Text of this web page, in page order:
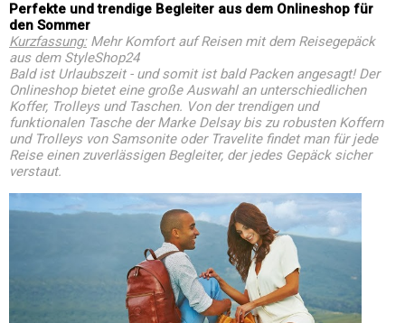
Perfekte und trendige Begleiter aus dem Onlineshop für
den Sommer
Kurzfassung:Mehr Komfort auf Reisen mit dem Reisegepäck
aus dem StyleShop24
Bald ist Urlaubszeit - und somit ist bald Packen angesagt! Der
Onlineshop bietet eine große Auswahl an unterschiedlichen
Koffer, Trolleys und Taschen. Von der trendigen und
funktionalen Tasche der Marke Delsay bis zu robusten Koffern
und Trolleys von Samsonite oder Travelite findet man für jede
Reise einen zuverlässigen Begleiter, der jedes Gepäck sicher
verstaut.